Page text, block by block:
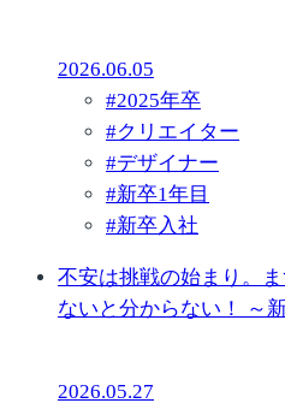
2026.06.05
#2025年卒
#クリエイター
#デザイナー
#新卒1年目
#新卒入社
不安は挑戦の始まり。
ないと分からない！ ～
2026.05.27